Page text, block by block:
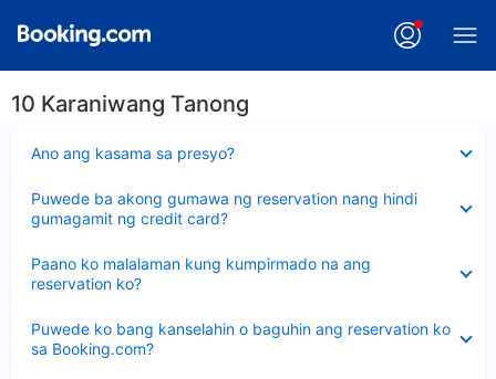
10 Karaniwang Tanong
Ano ang kasama sa presyo?
ang
Puwede ba akong gumawa ng reservation nang hindi
gumagamit ng credit card?
ang
sagot
Paano ko malalaman kung kumpirmado na ang
reservation ko?
ang
sagot
Puwede ko bang kanselahin o baguhin ang reservation ko
sa Booking.com?
ang
sagot